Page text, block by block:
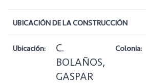
UBICACIÓN DE LA CONSTRUCCIÓN
Ubicación:
C.
BOLAÑOS,
GASPAR
Colonia: